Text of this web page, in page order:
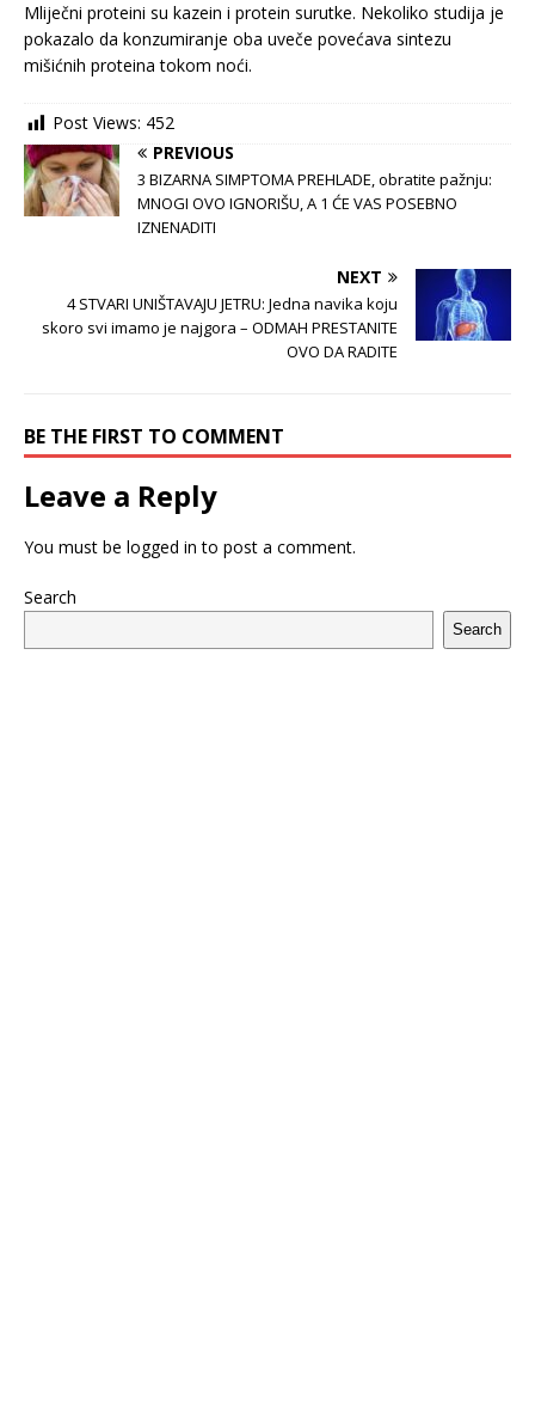
Mliječni proteini su kazein i protein surutke. Nekoliko studija je
pokazalo da konzumiranje oba uveče povećava sintezu
mišićnih proteina tokom noći.
Post Views: 452
PREVIOUS
3 BIZARNA SIMPTOMA PREHLADE, obratite pažnju:
MNOGI OVO IGNORIŠU, A 1 ĆE VAS POSEBNO
IZNENADITI
NEXT
4 STVARI UNIŠTAVAJU JETRU: Jedna navika koju
skoro svi imamo je najgora – ODMAH PRESTANITE
OVO DA RADITE
BE THE FIRST TO COMMENT
Leave a Reply
You must be logged in to post a comment.
Search
Search